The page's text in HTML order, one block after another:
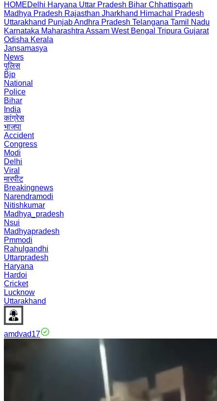
HOMEDelhi Haryana Uttar Pradesh Bihar Chhattisgarh
Madhya Pradesh Rajasthan Jharkhand Himachal Pradesh
Uttarakhand PunjabAndhra Pradesh Telangana Tamil Nadu
Karnataka Maharashtra Assam West Bengal Tripura Gujarat
Odisha Kerala
Jansamasya
News
पुलिस
Bjp
National
Police
Bihar
India
कांग्रेस
भाजपा
Accident
Congress
Modi
Delhi
Viral
मारपीट
Breakingnews
Narendramodi
Nitishkumar
Madhya_pradesh
Nsui
Madhyapradesh
Pmmodi
Rahulgandhi
Uttarpradesh
Haryana
Hardoi
Cricket
Lucknow
Uttarakhand
amdvad17